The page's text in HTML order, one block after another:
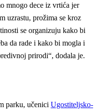
mnogo dece iz vrtića jer
uzrastu, prožima se kroz
se organizuju kako bi
da rade i kako bi mogla i
prirodi“, dodala je.
parku, učenici Ugostiteljsko-